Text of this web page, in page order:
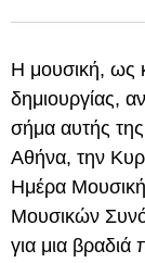
Η μουσική, ως
δημιουργίας,
σήμα αυτής
Αθήνα, την
Ημέρα
Μουσικών
για μια βραδιά